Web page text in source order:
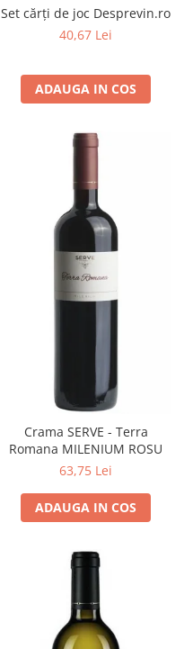
Set cărți de joc Desprevin.ro
40,67 Lei
ADAUGA IN COS
Crama SERVE - Terra
Romana MILENIUM ROSU
63,75 Lei
ADAUGA IN COS